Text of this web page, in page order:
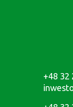
+48 32